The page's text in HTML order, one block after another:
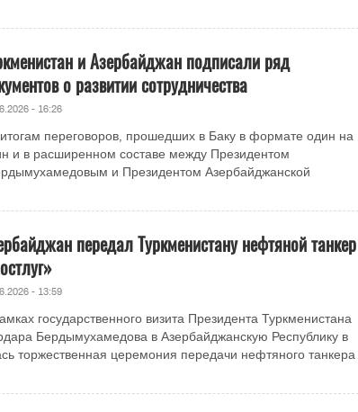
и Азербайджан подписали ряд
о развитии сотрудничества
- 16:26
переговоров, прошедших в Баку в формате один на
и в расширенном составе между Президентом
и Президентом Азербайджанской
передал Туркменистану нефтяной танкер
- 13:59
государственного визита Президента Туркменистана
Бердымухамедова в Азербайджанскую Республику в
торжественная церемония передачи нефтяного танкера